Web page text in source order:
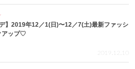
デ】2019年12／1(日)〜12／7(土)最新ファッシ
アップ♡
2019.12.10